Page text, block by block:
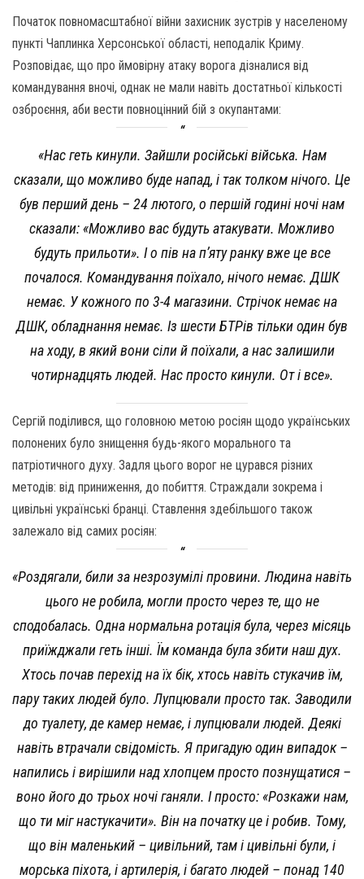
Початок повномасштабної війни захисник зустрів у населеному
пункті Чаплинка Херсонської області, неподалік Криму.
Розповідає, що про ймовірну атаку ворога дізналися від
командування вночі, однак не мали навіть достатньої кількості
озброєння, аби вести повноцінний бій з окупантами:
«Нас геть кинули. Зайшли російські війська. Нам
сказали, що можливо буде напад, і так толком нічого. Це
був перший день – 24 лютого, о першій годині ночі нам
сказали: «Можливо вас будуть атакувати. Можливо
будуть прильоти». І о пів на п’яту ранку вже це все
почалося. Командування поїхало, нічого немає. ДШК
немає. У кожного по 3-4 магазини. Стрічок немає на
ДШК, обладнання немає. Із шести БТРів тільки один був
на ходу, в який вони сіли й поїхали, а нас залишили
чотирнадцять людей. Нас просто кинули. От і все».
Сергій поділився, що головною метою росіян щодо українських
полонених було знищення будь-якого морального та
патріотичного духу. Задля цього ворог не цурався різних
методів: від приниження, до побиття. Страждали зокрема і
цивільні українські бранці. Ставлення здебільшого також
залежало від самих росіян:
«Роздягали, били за незрозумілі провини. Людина навіть
цього не робила, могли просто через те, що не
сподобалась. Одна нормальна ротація була, через місяць
приїжджали геть інші. Їм команда була збити наш дух.
Хтось почав перехід на їх бік, хтось навіть стукачив їм,
пару таких людей було. Лупцювали просто так. Заводили
до туалету, де камер немає, і лупцювали людей. Деякі
навіть втрачали свідомість. Я пригадую один випадок –
напились і вирішили над хлопцем просто познущатися –
воно його до трьох ночі ганяли. І просто: «Розкажи нам,
що ти міг настукачити». Він на початку це і робив. Тому,
що він маленький – цивільний, там і цивільні були, і
морська піхота, і артилерія, і багато людей – понад 140